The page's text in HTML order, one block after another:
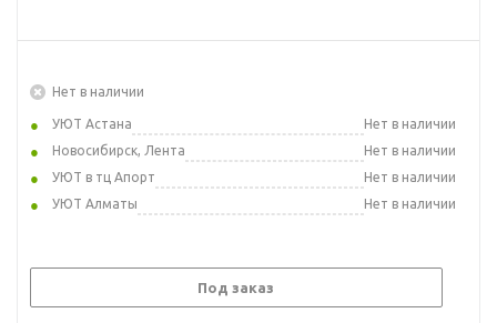
Нет в наличии
УЮТ Астана
Нет в наличии
Новосибирск, Лента
Нет в наличии
УЮТ в тц Апорт
Нет в наличии
УЮТ Алматы
Нет в наличии
Под заказ